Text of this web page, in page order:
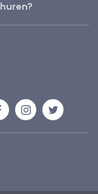
InstagramTwitter